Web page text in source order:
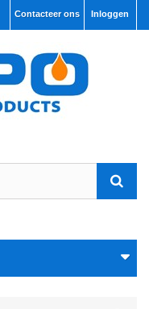
Inloggen
Contacteer ons